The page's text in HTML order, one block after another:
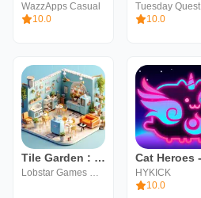
WazzApps Casual
10.0
Tuesday Quest
10.0
Tile Garden : Tiny Home Design
Lobstar Games Corp.
HYKICK
10.0